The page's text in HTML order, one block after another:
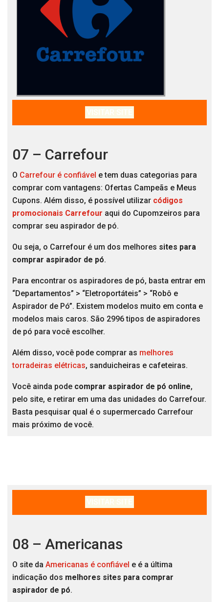
VISITAR SITE
07 – Carrefour
O Carrefour é confiável e tem duas categorias para
comprar com vantagens: Ofertas Campeãs e Meus
Cupons. Além disso, é possível utilizar códigos
promocionais Carrefour aqui do Cupomzeiros para
comprar seu aspirador de pó.
Ou seja, o Carrefour é um dos melhores sites para
comprar aspirador de pó.
Para encontrar os aspiradores de pó, basta entrar em
“Departamentos” > “Eletroportáteis” > “Robô e
Aspirador de Pó”. Existem modelos muito em conta e
modelos mais caros. São 2996 tipos de aspiradores
de pó para você escolher.
Além disso, você pode comprar as melhores
torradeiras elétricas, sanduicheiras e cafeteiras.
Você ainda pode comprar aspirador de pó online,
pelo site, e retirar em uma das unidades do Carrefour.
Basta pesquisar qual é o supermercado Carrefour
mais próximo de você.
VISITAR SITE
08 – Americanas
O site da Americanas é confiável e é a última
indicação dos melhores sites para comprar
aspirador de pó.